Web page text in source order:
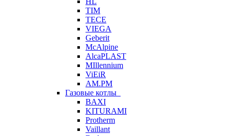
TIM
TECE
VIEGA
Geberit
McAlpine
AlcaPLAST
MIllennium
ViEiR
AM.PM
Газовые котлы
BAXI
KITURAMI
Protherm
Vaillant